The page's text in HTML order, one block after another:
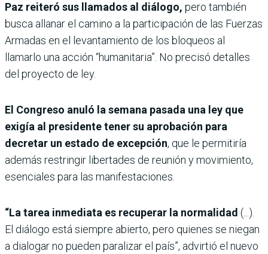
Paz reiteró sus llamados al diálogo, pero también
busca allanar el camino a la participación de las Fuerzas
Armadas en el levantamiento de los bloqueos al
llamarlo una acción “humanitaria”. No precisó detalles
del proyecto de ley.
El Congreso anuló la semana pasada una ley que
exigía al presidente tener su aprobación para
decretar un estado de excepción, que le permitiría
además restringir libertades de reunión y movimiento,
esenciales para las manifestaciones.
“La tarea inmediata es recuperar la normalidad (...).
El diálogo está siempre abierto, pero quienes se niegan
a dialogar no pueden paralizar el país”, advirtió el nuevo